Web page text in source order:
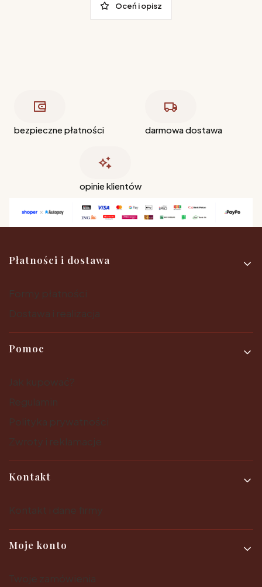
Oceń i opisz
bezpieczne płatności darmowa dostawa
opinie klientów
Linki w stopce
Płatności i dostawa
Pomoc
Kontakt
Moje konto